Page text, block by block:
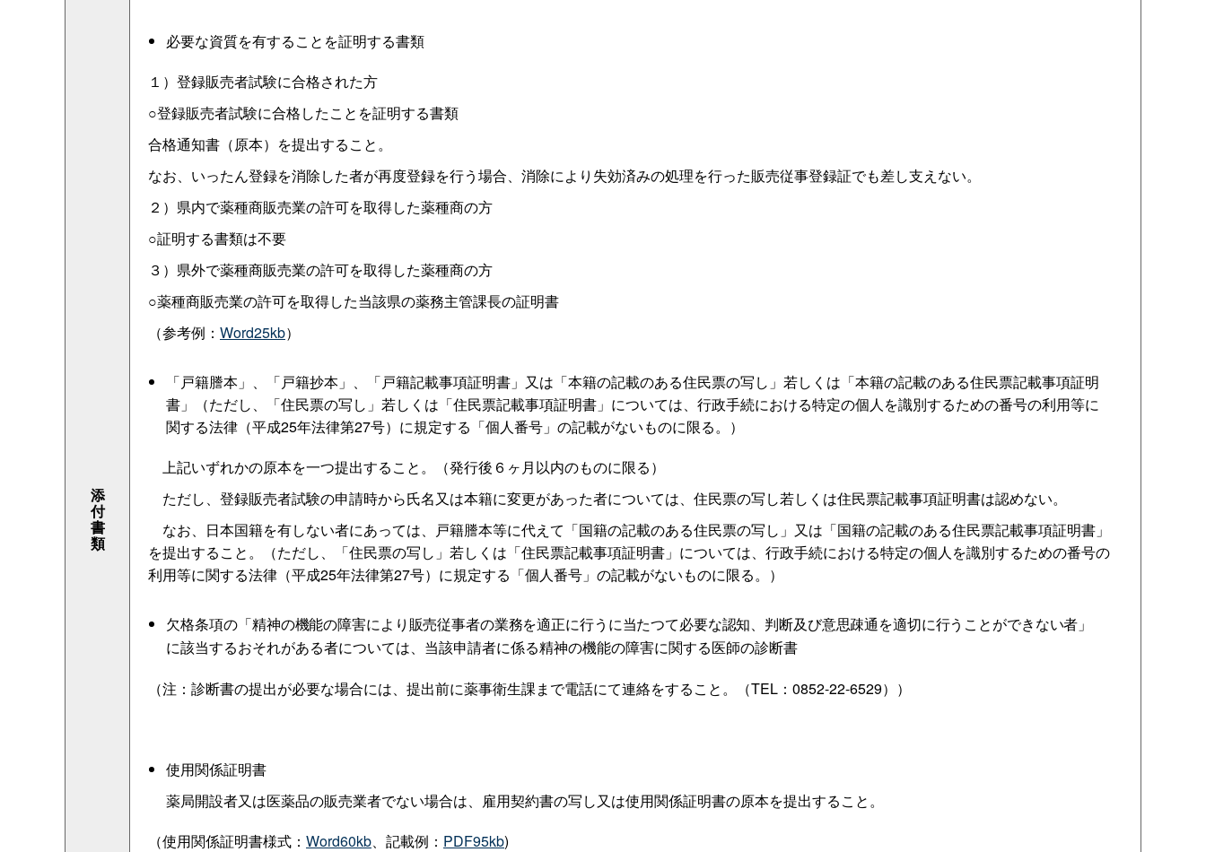
添
付
書
類
必要な資質を有することを証明する書類
１）登録販売者試験に合格された方
○登録販売者試験に合格したことを証明する書類
合格通知書（原本）を提出すること。
なお、いったん登録を消除した者が再度登録を行う場合、消除により失効済みの処理を行った販売従事登録証でも差し支えない。
２）県内で薬種商販売業の許可を取得した薬種商の方
○証明する書類は不要
３）県外で薬種商販売業の許可を取得した薬種商の方
○薬種商販売業の許可を取得した当該県の薬務主管課長の証明書
（参考例： Word25kb）
「戸籍謄本」、「戸籍抄本」、「戸籍記載事項証明書」又は「本籍の記載のある住民票の写し」若しくは「本籍の記載のある住民票記載事項証明
書」（ただし、「住民票の写し」若しくは「住民票記載事項証明書」については、行政手続における特定の個人を識別するための番号の利用等に
関する法律（平成25年法律第27号）に規定する「個人番号」の記載がないものに限る。）
上記いずれかの原本を一つ提出すること。（発行後６ヶ月以内のものに限る）
ただし、登録販売者試験の申請時から氏名又は本籍に変更があった者については、住民票の写し若しくは住民票記載事項証明書は認めない。
なお、日本国籍を有しない者にあっては、戸籍謄本等に代えて「国籍の記載のある住民票の写し」又は「国籍の記載のある住民票記載事項証明書」
を提出すること。（ただし、「住民票の写し」若しくは「住民票記載事項証明書」については、行政手続における特定の個人を識別するための番号の
利用等に関する法律（平成25年法律第27号）に規定する「個人番号」の記載がないものに限る。）
欠格条項の「 精神の機能の障害により販売従事者の業務を適正に行うに当たつて必要な認知、判断及び意思疎通を適切に行うことができない者 」
に該当するおそれがある者については、当該申請者に係る精神の機能の障害に関する医師の診断書
（注：診断書の提出が必要な場合には、提出前に薬事衛生課まで電話にて連絡をすること。（TEL：0852-22-6529））
使用関係証明書
薬局開設者又は医薬品の販売業者でない場合は、雇用契約書の写し又は使用関係証明書の原本を提出すること。
（使用関係証明書様式： Word60kb、記載例： PDF95kb)